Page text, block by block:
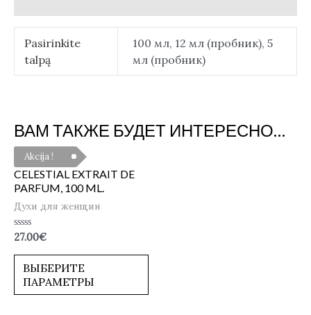
Pasirinkite
talpą
100 мл, 12 мл (пробник), 5
мл (пробник)
ВАМ ТАКЖЕ БУДЕТ ИНТЕРЕСНО…
Akcija !
CELESTIAL EXTRAIT DE
PARFUM, 100 ML.
Духи для женщин
Оценка
из
27.00€
ВЫБЕРИТЕ
ПАРАМЕТРЫ